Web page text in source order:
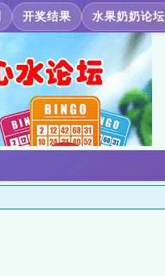
开奖结果 水果奶奶论坛